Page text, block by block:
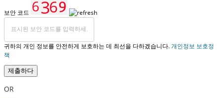
보안 코드
귀하의 개인 정보를 안전하게 보호하는 데 최선을 다하겠습니다.개인정보 보호정
책
제출하다
OR